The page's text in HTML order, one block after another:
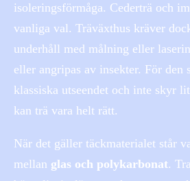
isoleringsförmåga. Cederträ och
vanliga val. Träväxthus kräver
underhåll med målning eller
eller angripas av insekter. För den
klassiska utseendet och inte skyr
kan trä vara helt rätt.
När det gäller täckmaterialet står
mellan glas och polykarbonat.